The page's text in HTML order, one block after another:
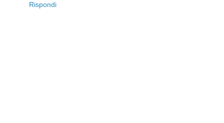
Rispondi